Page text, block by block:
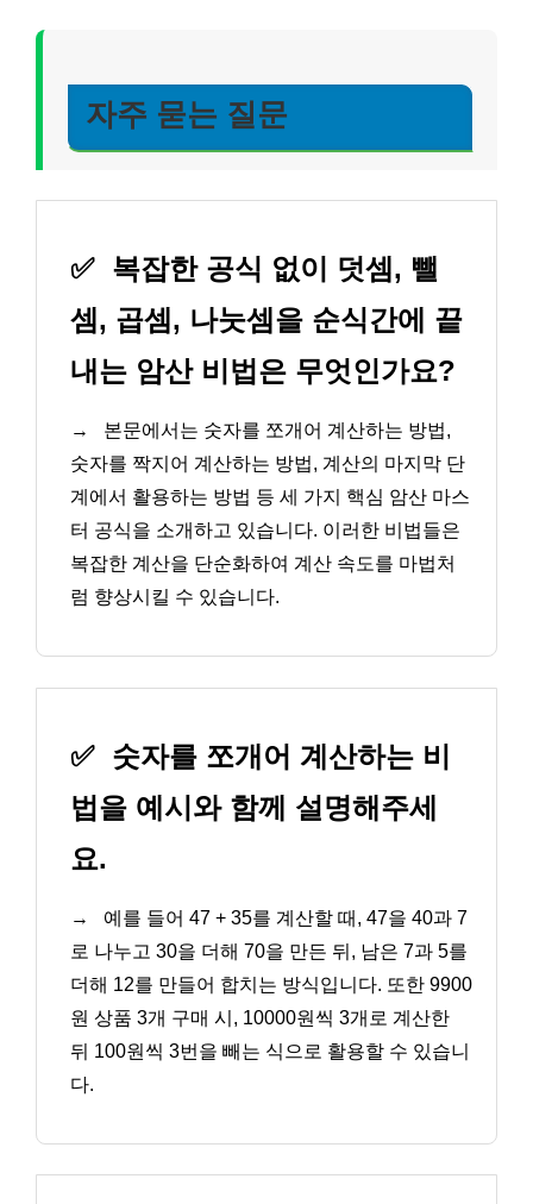
자주 묻는 질문
✅ 복잡한 공식 없이 덧셈, 뺄
셈, 곱셈, 나눗셈을 순식간에 끝
내는 암산 비법은 무엇인가요?
→
본문에서는 숫자를 쪼개어 계산하는 방법,
숫자를 짝지어 계산하는 방법, 계산의 마지막 단
계에서 활용하는 방법 등 세 가지 핵심 암산 마스
터 공식을 소개하고 있습니다. 이러한 비법들은
복잡한 계산을 단순화하여 계산 속도를 마법처
럼 향상시킬 수 있습니다.
✅ 숫자를 쪼개어 계산하는 비
법을 예시와 함께 설명해주세
요.
→
예를 들어 47 + 35를 계산할 때, 47을 40과 7
로 나누고 30을 더해 70을 만든 뒤, 남은 7과 5를
더해 12를 만들어 합치는 방식입니다. 또한 9900
원 상품 3개 구매 시, 10000원씩 3개로 계산한
뒤 100원씩 3번을 빼는 식으로 활용할 수 있습니
다.